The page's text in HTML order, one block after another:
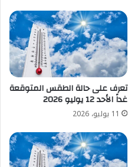
تعرف على حالة الطقس المتوقعة
غداً الأحد 12 يوليو 2026
11 يوليو، 2026